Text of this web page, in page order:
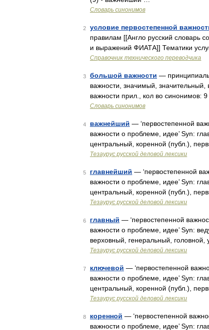
Словарь синонимов
2 условие первостепенной
правилам [[Англо русский словарь
и выражений ФИАТА]] Тематики
Справочник технического переводчика
3 большой важности —
важности, значимый,
важности прил., кол во синонимов: 9
Словарь синонимов
4 важнейший — ‘первостепенной
важности о проблеме, идее’ Syn:
центральный, коренной (публ.),
Тезаурус русской деловой лексики
5 главнейший — ‘первостепенной
важности о проблеме, идее’ Syn:
центральный, коренной (публ.),
Тезаурус русской деловой лексики
6 главный — ‘первостепенной
важности о проблеме, идее’ Syn:
верховный, генеральный, головной,
Тезаурус русской деловой лексики
7 ключевой — ‘первостепенной
важности о проблеме, идее’ Syn:
центральный, коренной (публ.),
Тезаурус русской деловой лексики
8 коренной — ‘первостепенной
важности о проблеме, идее’ Syn: